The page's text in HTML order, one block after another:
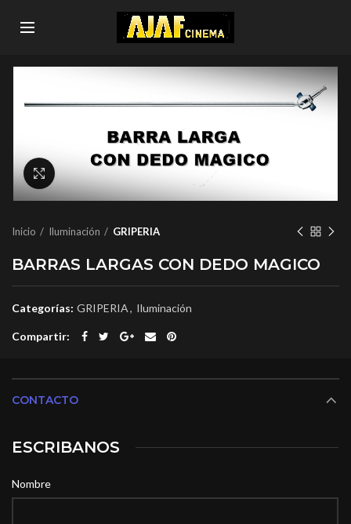
Inicio Iluminación GRIPERIA
BARRAS LARGAS CON DEDO MAGICO
Categorías: GRIPERIA, Iluminación
Compartir
CONTACTO
ESCRIBANOS
Nombre